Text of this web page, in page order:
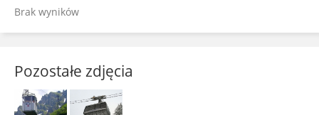
Brak wyników
Pozostałe zdjęcia